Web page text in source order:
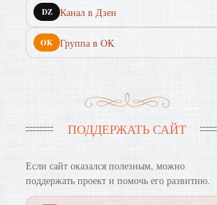
DZ Канал в Дзен
OK Группа в OK
ПОДДЕРЖАТЬ САЙТ
Если сайт оказался полезным, можно
поддержать проект и помочь его развитию.